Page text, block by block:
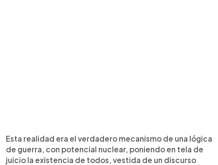
Esta realidad era el verdadero mecanismo de una lógica
de guerra, con potencial nuclear, poniendo en tela de
juicio la existencia de todos, vestida de un discurso